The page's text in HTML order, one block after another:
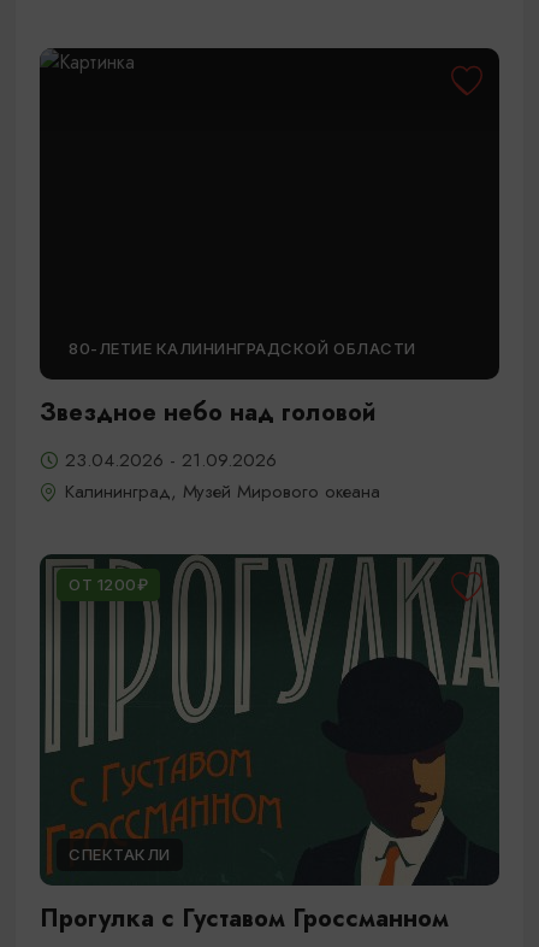
80-ЛЕТИЕ КАЛИНИНГРАДСКОЙ ОБЛАСТИ
Звездное небо над головой
23.04.2026 - 21.09.2026
Калининград, Музей Мирового океана
ОТ 1200₽
СПЕКТАКЛИ
Прогулка с Густавом Гроссманном